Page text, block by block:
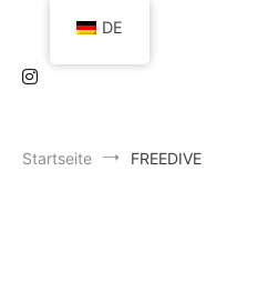
Startseite FREEDIVE
DE